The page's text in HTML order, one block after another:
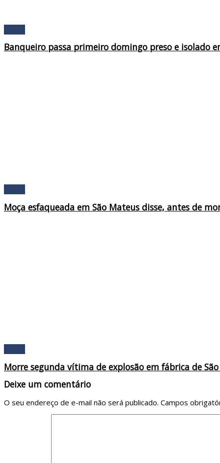
Banqueiro passa primeiro domingo preso e isolado
Moça esfaqueada em São Mateus disse, antes de
Morre segunda vítima de explosão em fábrica de
Deixe um comentário
O seu endereço de e-mail não será publicado. Campos